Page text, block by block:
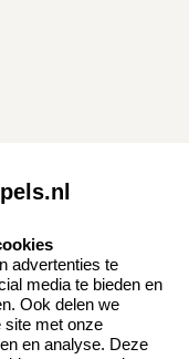
opnemen
vragen
advertenties te
media te bieden en
Ook delen we
site met onze
en analyse. Deze